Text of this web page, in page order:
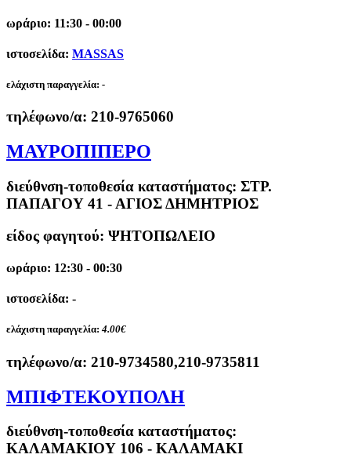
ωράριο: 11:30 - 00:00
ιστοσελίδα: MASSAS
ελάχιστη παραγγελία: -
τηλέφωνο/α: 210-9765060
ΜΑΥΡΟΠΙΠΕΡΟ
διεύθνση-τοποθεσία καταστήματος: ΣΤΡ.
ΠΑΠΑΓΟΥ 41 - ΑΓΙΟΣ ΔΗΜΗΤΡΙΟΣ
είδος φαγητού: ΨΗΤΟΠΩΛΕΙΟ
ωράριο: 12:30 - 00:30
ιστοσελίδα: -
ελάχιστη παραγγελία: 4.00€
τηλέφωνο/α: 210-9734580,210-9735811
MΠΙΦΤΕΚΟΥΠΟΛΗ
διεύθνση-τοποθεσία καταστήματος:
ΚΑΛΑΜΑΚΙΟΥ 106 - ΚΑΛΑΜΑΚΙ